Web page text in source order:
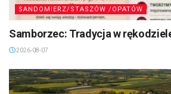
SANDOMIERZ/STASZÓW /OPATÓW
Samborzec: Tradycja w
2026-08-07